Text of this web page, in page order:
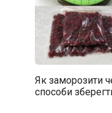
Як заморозити
способи